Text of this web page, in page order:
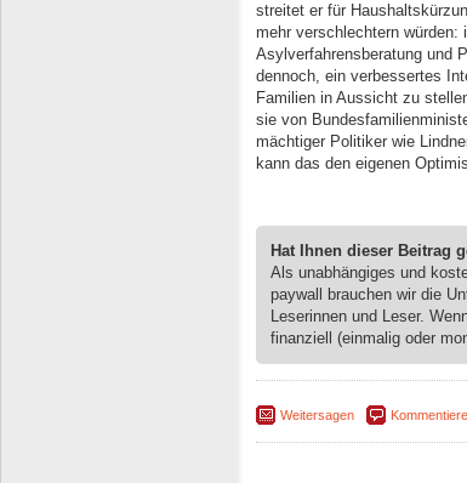
streitet er für
mehr verschlechtern würden:
Asylverfahrensberatung und
dennoch, ein verbessertes
Familien in Aussicht zu
sie von
mächtiger Politiker wie
kann das den eigenen
Hat Ihnen dieser Beitrag
Als unabhängiges und
paywall brauchen wir die
Leserinnen und Leser.
finanziell (einmalig oder
Weitersagen